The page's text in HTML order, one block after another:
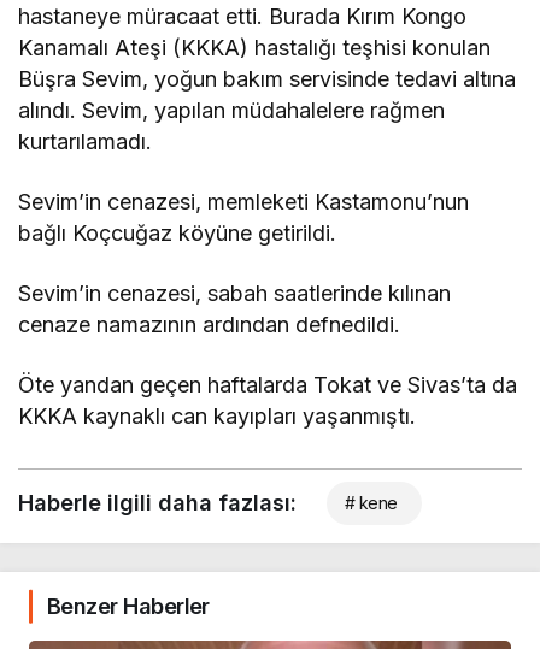
hastaneye müracaat etti. Burada Kırım Kongo
Kanamalı Ateşi (KKKA) hastalığı teşhisi konulan
Büşra Sevim, yoğun bakım servisinde tedavi altına
alındı. Sevim, yapılan müdahalelere rağmen
kurtarılamadı.
Sevim’in cenazesi, memleketi Kastamonu’nun
bağlı Koçcuğaz köyüne getirildi.
Sevim’in cenazesi, sabah saatlerinde kılınan
cenaze namazının ardından defnedildi.
Öte yandan geçen haftalarda Tokat ve Sivas’ta da
KKKA kaynaklı can kayıpları yaşanmıştı.
Haberle ilgili daha fazlası: # kene
Benzer Haberler